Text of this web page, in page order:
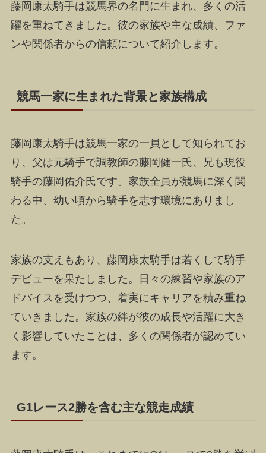
藤岡康太騎手は競馬界の名門に生まれ、多くの活
躍を重ねてきました。彼の家族や主な成績、ファ
ンや関係者からの信頼について紹介します。
競馬一家に生まれた背景と家族構成
藤岡康太騎手は競馬一家の一員として知られてお
り、父は元騎手で調教師の藤岡健一氏、兄も現役
騎手の藤岡佑介氏です。家族全員が競馬に深く関
わる中、幼い頃から騎手を志す環境にありまし
た。
家族の支えもあり、藤岡康太騎手は若くして騎手
デビューを果たしました。日々の練習や家族のア
ドバイスを受けつつ、着実にキャリアを積み重ね
ていきました。家族の絆が彼の成長や活躍に大き
く影響していたことは、多くの関係者が認めてい
ます。
G1レース2勝を含む主な競走成績